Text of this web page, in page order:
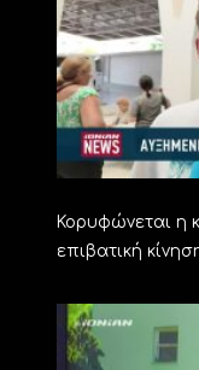
Κορυφώνεται η
επιβατική